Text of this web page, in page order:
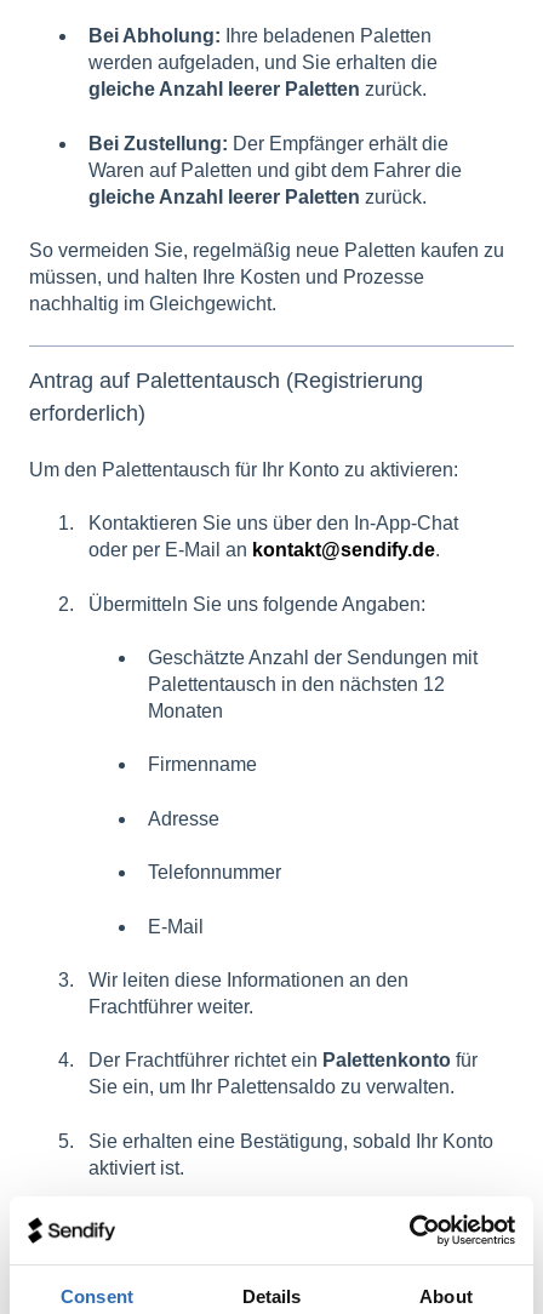
Consent Details About
Bei Abholung: Ihre beladenen Paletten
werden aufgeladen, und Sie erhalten die
gleiche Anzahl leerer Paletten zurück.
Bei Zustellung: Der Empfänger erhält die
Waren auf Paletten und gibt dem Fahrer die
gleiche Anzahl leerer Paletten zurück.
So vermeiden Sie, regelmäßig neue Paletten kaufen zu
müssen, und halten Ihre Kosten und Prozesse
nachhaltig im Gleichgewicht.
Antrag auf Palettentausch (Registrierung
erforderlich)
Um den Palettentausch für Ihr Konto zu aktivieren:
Kontaktieren Sie uns über den In-App-Chat
oder per E-Mail an kontakt@sendify.de.
Übermitteln Sie uns folgende Angaben:
Geschätzte Anzahl der Sendungen mit
Palettentausch in den nächsten 12
Monaten
Firmenname
Adresse
Telefonnummer
E-Mail
Wir leiten diese Informationen an den
Frachtführer weiter.
Der Frachtführer richtet ein Palettenkonto für
Sie ein, um Ihr Palettensaldo zu verwalten.
Sie erhalten eine Bestätigung, sobald Ihr Konto
aktiviert ist.
Bis zur abgeschlossenen Registrierung kann
kein Palettentausch durchgeführt werden.